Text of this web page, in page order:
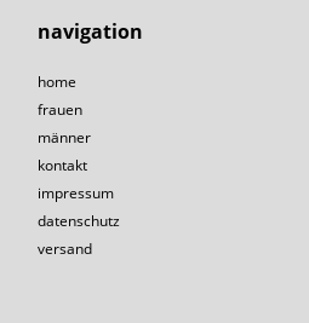
navigation
home
frauen
männer
kontakt
impressum
datenschutz
versand